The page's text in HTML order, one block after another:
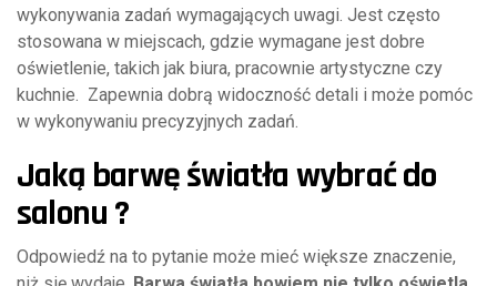
wykonywania zadań wymagających uwagi. Jest często
stosowana w miejscach, gdzie wymagane jest dobre
oświetlenie, takich jak biura, pracownie artystyczne czy
kuchnie. Zapewnia dobrą widoczność detali i może pomóc
w wykonywaniu precyzyjnych zadań.
Jaką barwę światła wybrać do
salonu ?
Odpowiedź na to pytanie może mieć większe znaczenie,